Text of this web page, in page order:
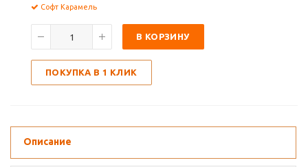
Софт Карамель
В КОРЗИНУ
ПОКУПКА В 1 КЛИК
Описание